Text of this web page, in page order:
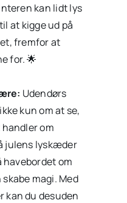
kan lidt lys
at kigge ud på
fremfor at
for. 🌟
Udendørs
kun om at se,
om
julens lyskæder
havebordet om
magi. Med
kan du desuden